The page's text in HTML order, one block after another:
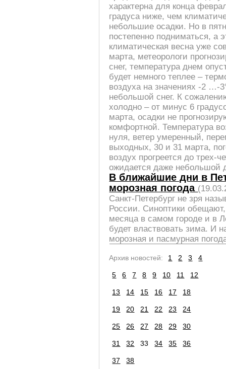
характерна для конца
градуса ниже, чем
небольшие осадки. Но в
постепенно подниматься, а
климатическая весна уже
марта, метеорологи
снег, температура днем
будет немного теплее –
воздуха на значениях -2 …-
небольшой снег. К
холодно – от минус 6
марта, осадки не
комфортной. Температура
нуля, ветер умеренный,
выходных, 30 и 31 марта,
воздух прогреется до трех-
ожидается даже небольшой
В ближайшие дни в
морозная погода
Санкт-Петербург не зря
России. Синоптики обещают,
месяца в самом городе и в
будет властвовать зима. И
морозная и пасмурная
Архив новостей: 1 2 3 4
5 6 7 8 9 10 11 12
13 14 15 16 17 18
19 20 21 22 23 24
25 26 27 28 29 30
31 32 33 34 35 36
37 38